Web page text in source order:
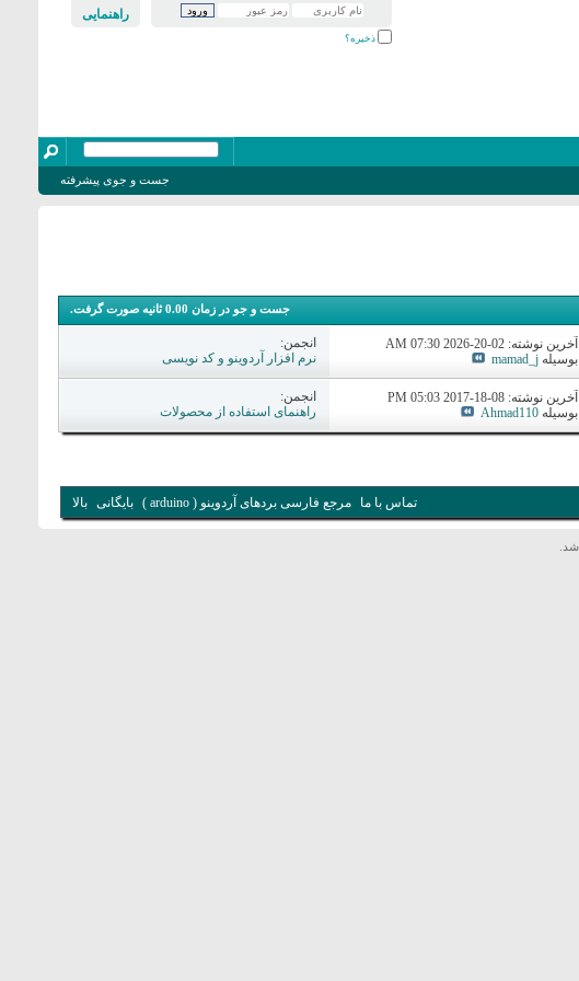
راهنمایی
ذخیره؟
جست و جوی پیشرفته
جست و جو در زمان 0.00ثانیه صورت گرفت.
آخرين نوشته: 02-20-2026
07:30 AM
بوسیلهmamad_j
انجمن:
نرم افزار آردوینو و کد نویسی
آخرين نوشته: 08-18-2017
05:03 PM
بوسیلهAhmad110
انجمن:
راهنمای استفاده از محصولات
تماس با ما مرجع فارسی بردهای آردوینو ( arduino ) بایگانی بالا